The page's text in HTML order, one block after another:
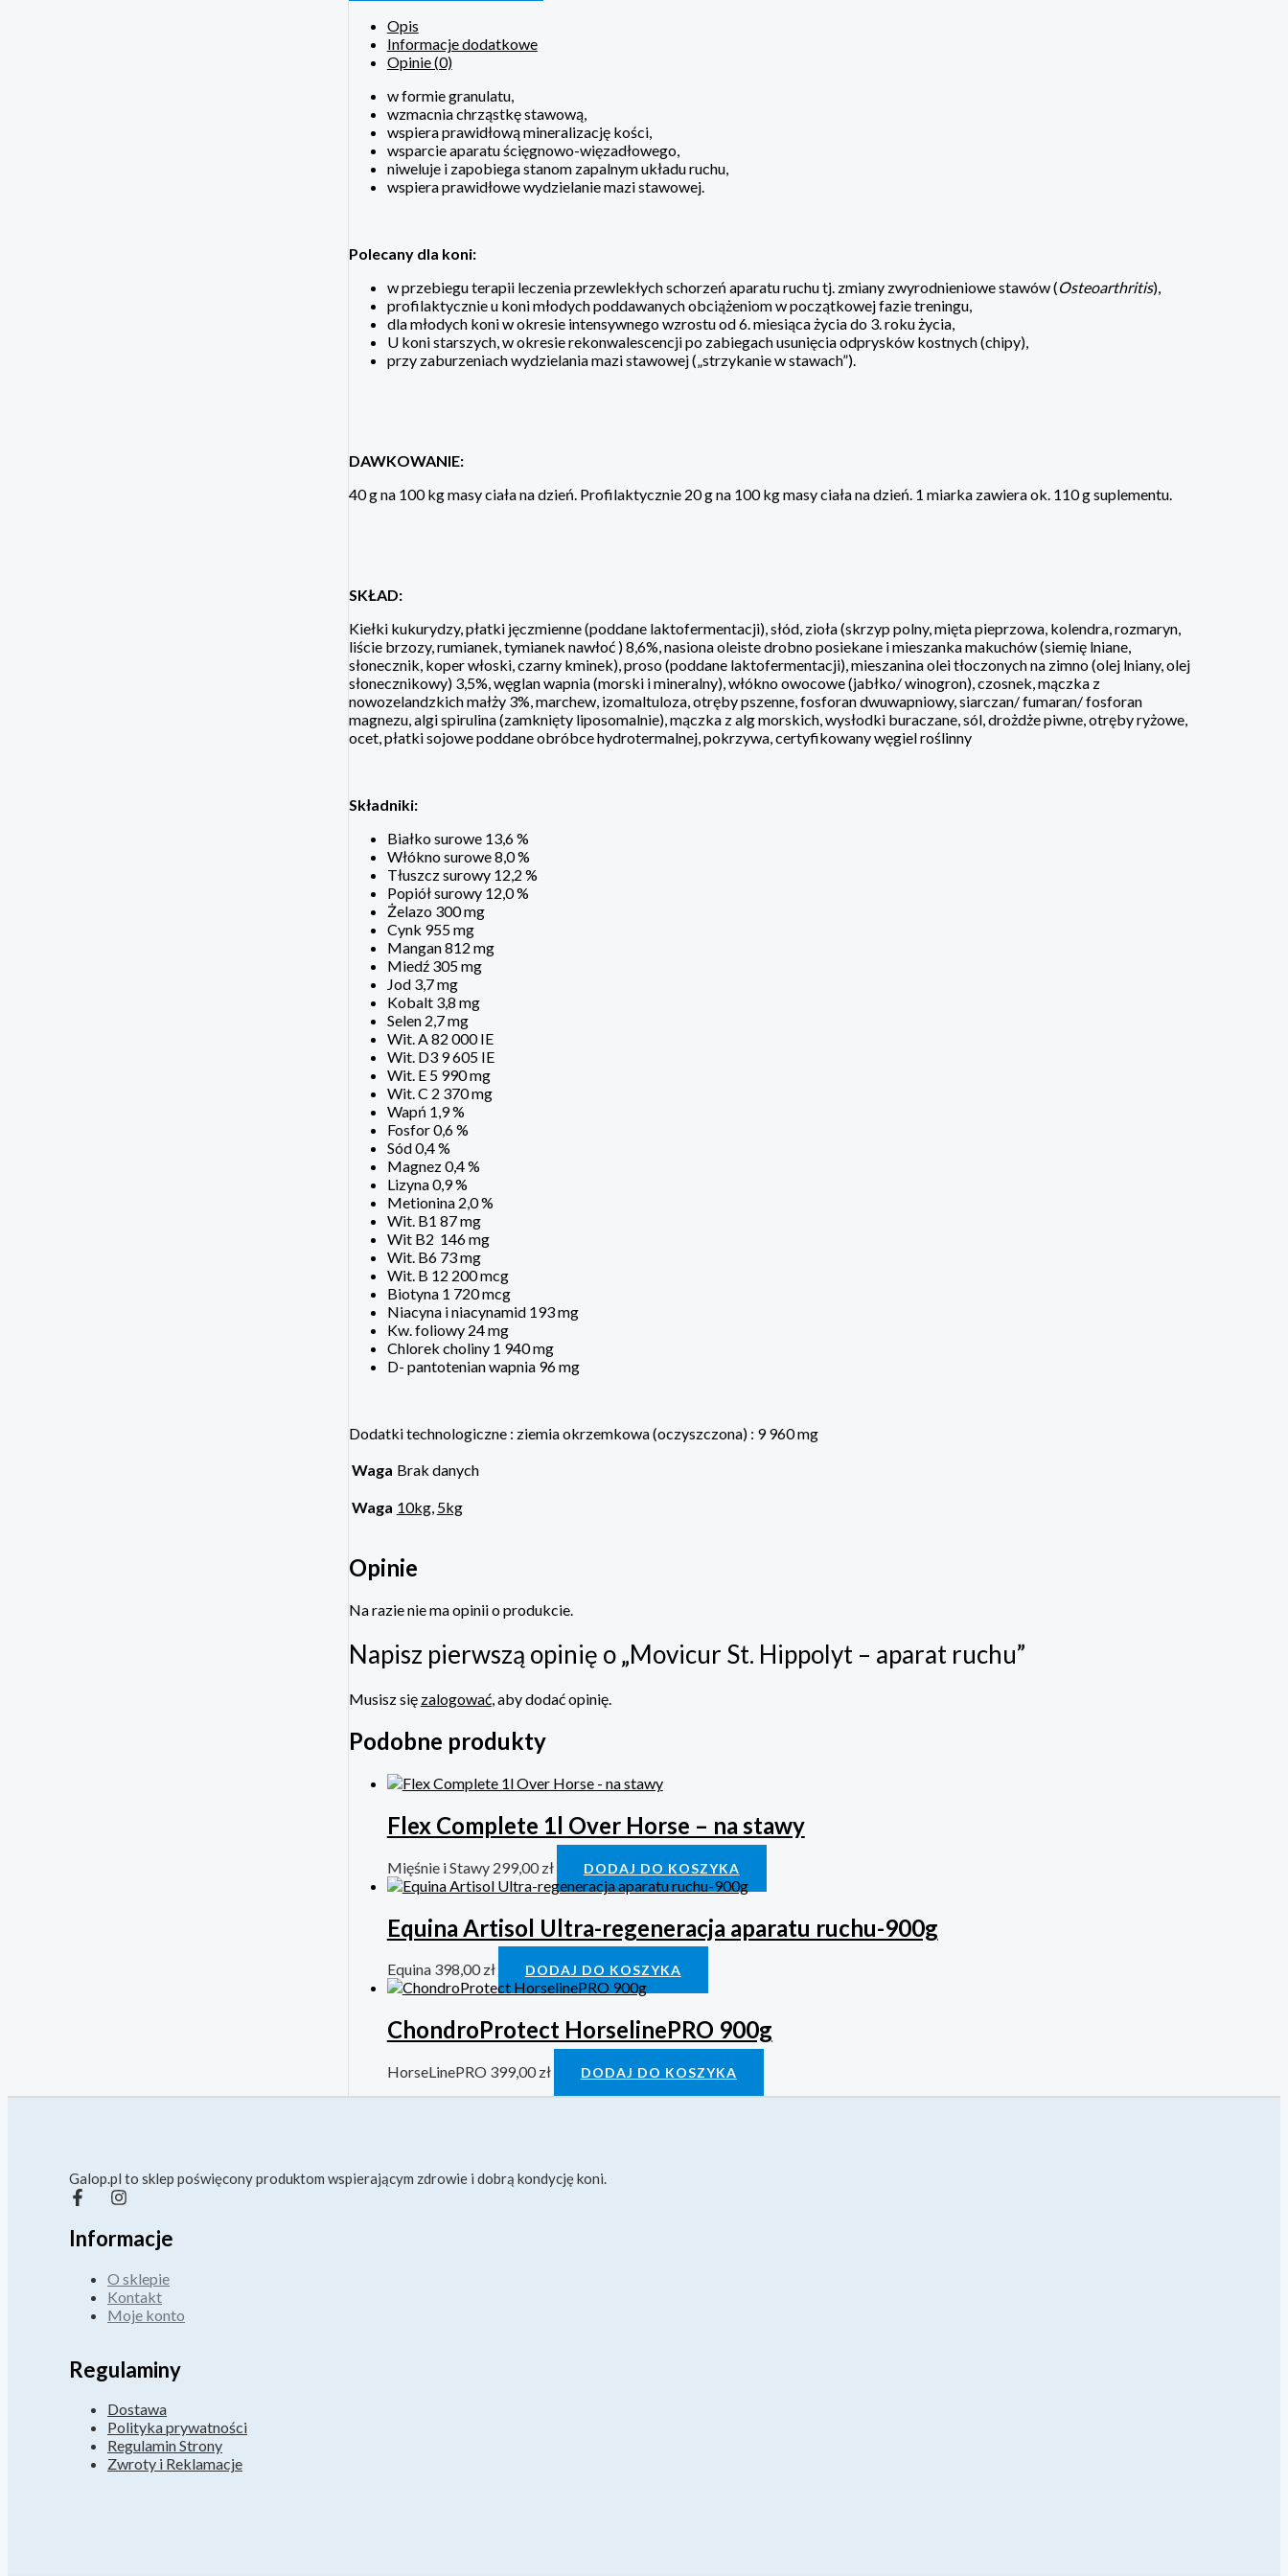
Opis
Informacje dodatkowe
Opinie (0)
w formie granulatu,
wzmacnia chrząstkę stawową,
wspiera prawidłową mineralizację kości,
wsparcie aparatu ścięgnowo-więzadłowego,
niweluje i zapobiega stanom zapalnym układu ruchu,
wspiera prawidłowe wydzielanie mazi stawowej.
Polecany dla koni:
w przebiegu terapii leczenia przewlekłych schorzeń aparatu ruchu tj. zmiany zwyrodnieniowe stawów (Osteoarthritis),
profilaktycznie u koni młodych poddawanych obciążeniom w początkowej fazie treningu,
dla młodych koni w okresie intensywnego wzrostu od 6. miesiąca życia do 3. roku życia,
U koni starszych, w okresie rekonwalescencji po zabiegach usunięcia odprysków kostnych (chipy),
przy zaburzeniach wydzielania mazi stawowej („strzykanie w stawach”).
DAWKOWANIE:
40 g na 100 kg masy ciała na dzień. Profilaktycznie 20 g na 100 kg masy ciała na dzień. 1 miarka zawiera ok. 110 g suplementu.
SKŁAD:
Kiełki kukurydzy, płatki jęczmienne (poddane laktofermentacji), słód, zioła (skrzyp polny, mięta pieprzowa, kolendra, rozmaryn,
liście brzozy, rumianek, tymianek nawłoć ) 8,6%, nasiona oleiste drobno posiekane i mieszanka makuchów (siemię lniane,
słonecznik, koper włoski, czarny kminek), proso (poddane laktofermentacji), mieszanina olei tłoczonych na zimno (olej lniany, olej
słonecznikowy) 3,5%, węglan wapnia (morski i mineralny), włókno owocowe (jabłko/ winogron), czosnek, mączka z
nowozelandzkich małży 3%, marchew, izomaltuloza, otręby pszenne, fosforan dwuwapniowy, siarczan/ fumaran/ fosforan
magnezu, algi spirulina (zamknięty liposomalnie), mączka z alg morskich, wysłodki buraczane, sól, drożdże piwne, otręby ryżowe,
ocet, płatki sojowe poddane obróbce hydrotermalnej, pokrzywa, certyfikowany węgiel roślinny
Składniki:
Białko surowe 13,6 %
Włókno surowe 8,0 %
Tłuszcz surowy 12,2 %
Popiół surowy 12,0 %
Żelazo 300 mg
Cynk 955 mg
Mangan 812 mg
Miedź 305 mg
Jod 3,7 mg
Kobalt 3,8 mg
Selen 2,7 mg
Wit. A 82 000 IE
Wit. D3 9 605 IE
Wit. E 5 990 mg
Wit. C 2 370 mg
Wapń 1,9 %
Fosfor 0,6 %
Sód 0,4 %
Magnez 0,4 %
Lizyna 0,9 %
Metionina 2,0 %
Wit. B1 87 mg
Wit B2 146 mg
Wit. B6 73 mg
Wit. B 12 200 mcg
Biotyna 1 720 mcg
Niacyna i niacynamid 193 mg
Kw. foliowy 24 mg
Chlorek choliny 1 940 mg
D- pantotenian wapnia 96 mg
Dodatki technologiczne : ziemia okrzemkowa (oczyszczona) : 9 960 mg
Waga Brak danych
Waga 10kg, 5kg
Opinie
Na razie nie ma opinii o produkcie.
Napisz pierwszą opinię o „Movicur St. Hippolyt – aparat ruchu”
Musisz się zalogować, aby dodać opinię.
Podobne produkty
Flex Complete 1l Over Horse – na stawy
Mięśnie i Stawy 299,00zł DODAJ DO KOSZYKA
Equina Artisol Ultra-regeneracja aparatu ruchu-900g
Equina 398,00zł DODAJ DO KOSZYKA
ChondroProtect HorselinePRO 900g
HorseLinePRO 399,00zł DODAJ DO KOSZYKA
Galop.pl to sklep poświęcony produktom wspierającym zdrowie i dobrą kondycję koni.
Informacje
O sklepie
Kontakt
Moje konto
Regulaminy
Dostawa
Polityka prywatności
Regulamin Strony
Zwroty i Reklamacje